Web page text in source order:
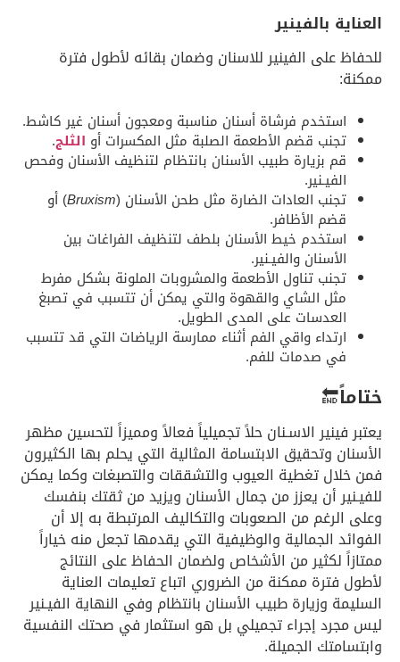
العناية بالفينير
للحفاظ على الفينير للاسنان وضمان بقائه لأطول فترة
ممكنة:
استخدم فرشاة أسنان مناسبة ومعجون أسنان غير كاشط.
تجنب قضم الأطعمة الصلبة مثل المكسرات أو الثلج.
قم بزيارة طبيب الأسنان بانتظام لتنظيف الأسنان وفحص
الفيـنير.
تجنب العادات الضارة مثل طحن الأسنان (Bruxism) أو
قضم الأظافر.
استخدم خيط الأسنان بلطف لتنظيف الفراغات بين
الأسنان والفيـنير.
تجنب تناول الأطعمة والمشروبات الملونة بشكل مفرط
مثل الشاي والقهوة والتي يمكن أن تتسبب في تصبغ
العدسات على المدى الطويل.
ارتداء واقي الفم أثناء ممارسة الرياضات التي قد تتسبب
في صدمات للفم.
ختاماً🔚
يعتبر فينير الاسـنان حلاً تجميلياً فعالاً ومميزاً لتحسين مظهر
الأسنان وتحقيق الابتسامة المثالية التي يحلم بها الكثيرون
فمن خلال تغطية العيوب والتشققات والتصبغات وكما يمكن
للفيـنير أن يعزز من جمال الأسنان ويزيد من ثقتك بنفسك
وعلى الرغم من الصعوبات والتكاليف المرتبطة به إلا أن
الفوائد الجمالية والوظيفية التي يقدمها تجعل منه خياراً
ممتازاً لكثير من الأشخاص ولضمان الحفاظ على النتائج
لأطول فترة ممكنة من الضروري اتباع تعليمات العناية
السليمة وزيارة طبيب الأسنان بانتظام وفي النهاية الفيـنير
ليس مجرد إجراء تجميلي بل هو استثمار في صحتك النفسية
وابتسامتك الجميلة.